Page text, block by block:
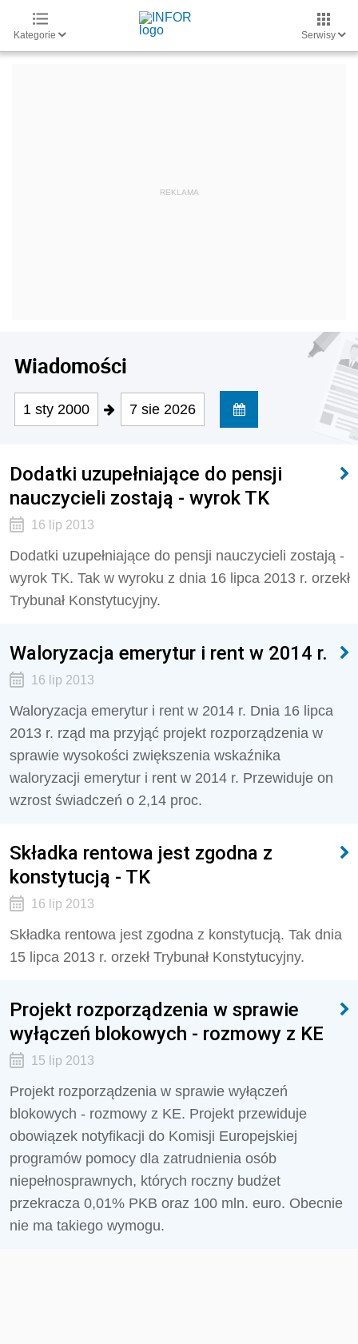
Kategorie Serwisy
Wiadomości
1 sty 2000 7 sie 2026
Dodatki uzupełniające do pensji
nauczycieli zostają - wyrok TK
16 lip 2013
Dodatki uzupełniające do pensji nauczycieli zostają -
wyrok TK. Tak w wyroku z dnia 16 lipca 2013 r. orzekł
Trybunał Konstytucyjny.
Waloryzacja emerytur i rent w 2014 r.
16 lip 2013
Waloryzacja emerytur i rent w 2014 r. Dnia 16 lipca
2013 r. rząd ma przyjąć projekt rozporządzenia w
sprawie wysokości zwiększenia wskaźnika
waloryzacji emerytur i rent w 2014 r. Przewiduje on
wzrost świadczeń o 2,14 proc.
Składka rentowa jest zgodna z
konstytucją - TK
16 lip 2013
Składka rentowa jest zgodna z konstytucją. Tak dnia
15 lipca 2013 r. orzekł Trybunał Konstytucyjny.
Projekt rozporządzenia w sprawie
wyłączeń blokowych - rozmowy z KE
15 lip 2013
Projekt rozporządzenia w sprawie wyłączeń
blokowych - rozmowy z KE. Projekt przewiduje
obowiązek notyfikacji do Komisji Europejskiej
programów pomocy dla zatrudnienia osób
niepełnosprawnych, których roczny budżet
przekracza 0,01% PKB oraz 100 mln. euro. Obecnie
nie ma takiego wymogu.